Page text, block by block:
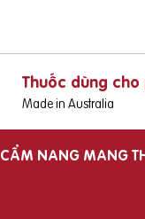
Thuốc dùng
Made in Australia
CẨM NANG MANG